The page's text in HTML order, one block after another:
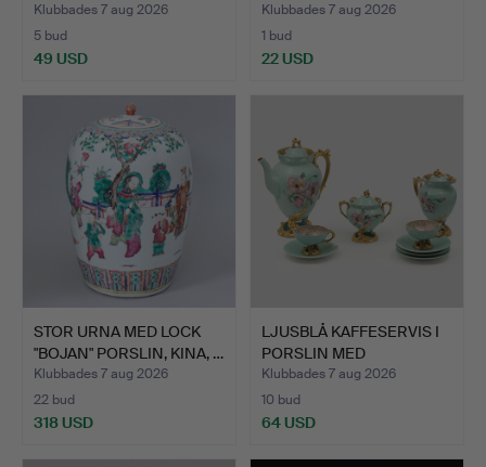
Klubbades 7 aug 2026
5 bud
49 USD
Klubbades 7 aug 2026
1 bud
22 USD
STOR URNA MED LOCK
"BOJAN" PORSLIN, KINA, …
Klubbades 7 aug 2026
22 bud
318 USD
LJUSBLÅ KAFFESERVIS I
PORSLIN MED
BLOMSTER…
Klubbades 7 aug 2026
10 bud
64 USD